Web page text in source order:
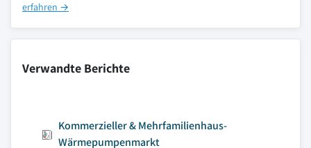
erfahren →
Verwandte Berichte
Kommerzieller & Mehrfamilienhaus-
Wärmepumpenmarkt